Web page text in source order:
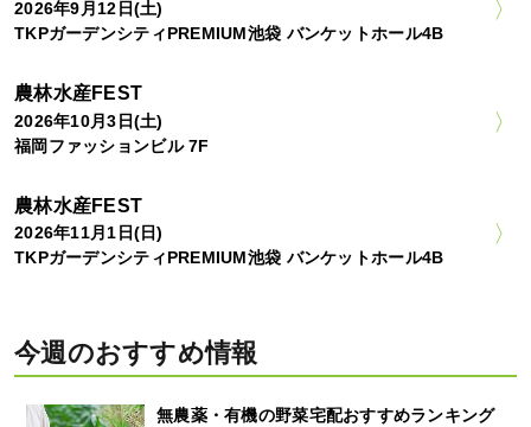
2026年9月12日(土)
TKPガーデンシティPREMIUM池袋 バンケットホール4B
農林水産FEST
2026年10月3日(土)
福岡ファッションビル 7F
農林水産FEST
2026年11月1日(日)
TKPガーデンシティPREMIUM池袋 バンケットホール4B
今週のおすすめ情報
無農薬・有機の野菜宅配おすすめランキング